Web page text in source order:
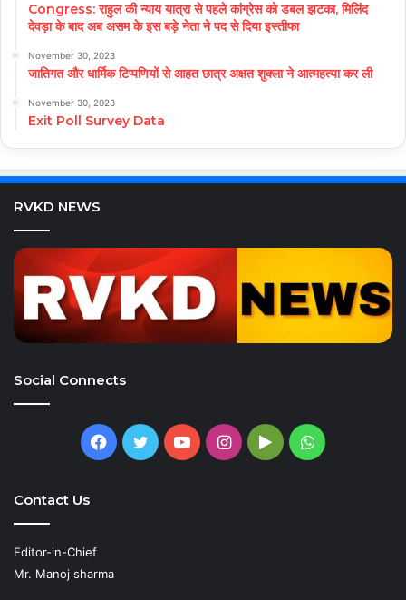
Congress: राहुल की न्याय यात्रा से पहले कांग्रेस को डबल झटका, मिलिंद
देवड़ा के बाद अब असम के इस बड़े नेता ने पद से दिया इस्तीफा
November 30, 2023
जातिगत और धार्मिक टिप्पणियों से आहत छात्र अक्षत शुक्ला ने आत्महत्या कर ली
November 30, 2023
Exit Poll Survey Data
RVKD NEWS
Social Connects
Facebook
TwitterYouTubeInstagram
GoogleWhatsApp
Contact Us
Editor-in-Chief
Mr. Manoj sharma